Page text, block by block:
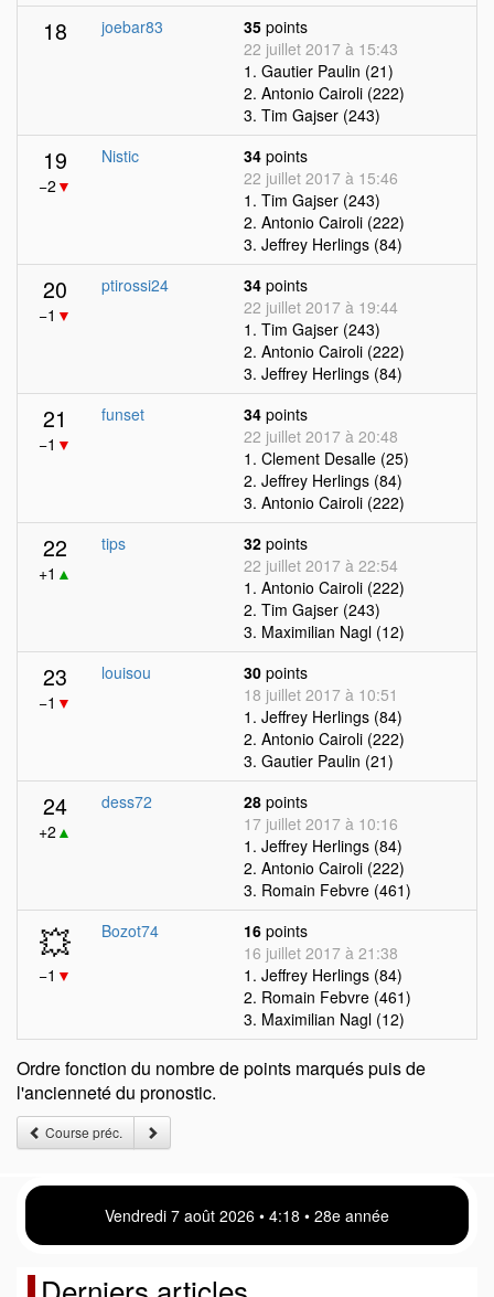
18 joebar83 35 points
22 juillet 2017 à 15:43
1. Gautier Paulin (21)
2. Antonio Cairoli (222)
3. Tim Gajser (243)
19
−2 ▼
Nistic 34 points
22 juillet 2017 à 15:46
1. Tim Gajser (243)
2. Antonio Cairoli (222)
3. Jeffrey Herlings (84)
20
−1 ▼
ptirossi24 34 points
22 juillet 2017 à 19:44
1. Tim Gajser (243)
2. Antonio Cairoli (222)
3. Jeffrey Herlings (84)
21
−1 ▼
funset 34 points
22 juillet 2017 à 20:48
1. Clement Desalle (25)
2. Jeffrey Herlings (84)
3. Antonio Cairoli (222)
22
+1 ▲
tips 32 points
22 juillet 2017 à 22:54
1. Antonio Cairoli (222)
2. Tim Gajser (243)
3. Maximilian Nagl (12)
23
−1 ▼
louisou 30 points
18 juillet 2017 à 10:51
1. Jeffrey Herlings (84)
2. Antonio Cairoli (222)
3. Gautier Paulin (21)
24
+2 ▲
dess72 28 points
17 juillet 2017 à 10:16
1. Jeffrey Herlings (84)
2. Antonio Cairoli (222)
3. Romain Febvre (461)
💥
−1 ▼
Bozot74 16 points
16 juillet 2017 à 21:38
1. Jeffrey Herlings (84)
2. Romain Febvre (461)
3. Maximilian Nagl (12)
Ordre fonction du nombre de points marqués puis de
l'ancienneté du pronostic.
Course préc.
Vendredi 7 août 2026 • 4 18 • 28e année